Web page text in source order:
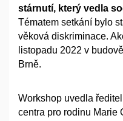
stárnutí, který vedla
Tématem setkání bylo
věková diskriminace.
listopadu 2022 v
Brně.
Workshop uvedla
centra pro rodinu Marie